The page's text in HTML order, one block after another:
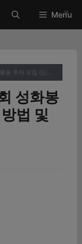
Menu
2025 전국체육대회 성화봉송 주자 모집 (신청방법 및 자격조건 총정리)
성화봉
법 및
✕